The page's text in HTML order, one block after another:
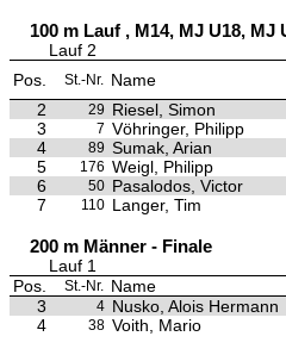
100 m Lauf , M14, MJ U18, MJ
Lauf 2
Pos.
St.-Nr. Name
2
29 Riesel, Simon
3
7 Vöhringer, Philipp
4
89 Sumak, Arian
5
176 Weigl, Philipp
6
50 Pasalodos, Victor
7
110 Langer, Tim
200 m Männer - Finale
Lauf 1
Pos.
St.-Nr. Name
3
4 Nusko, Alois Hermann
4
38 Voith, Mario